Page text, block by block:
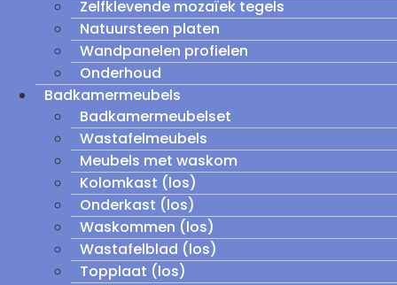
Zelfklevende mozaïek tegels
Natuursteen platen
Wandpanelen profielen
Onderhoud
Badkamermeubels
Badkamermeubelset
Wastafelmeubels
Meubels met waskom
Kolomkast (los)
Onderkast (los)
Waskommen (los)
Wastafelblad (los)
Topplaat (los)